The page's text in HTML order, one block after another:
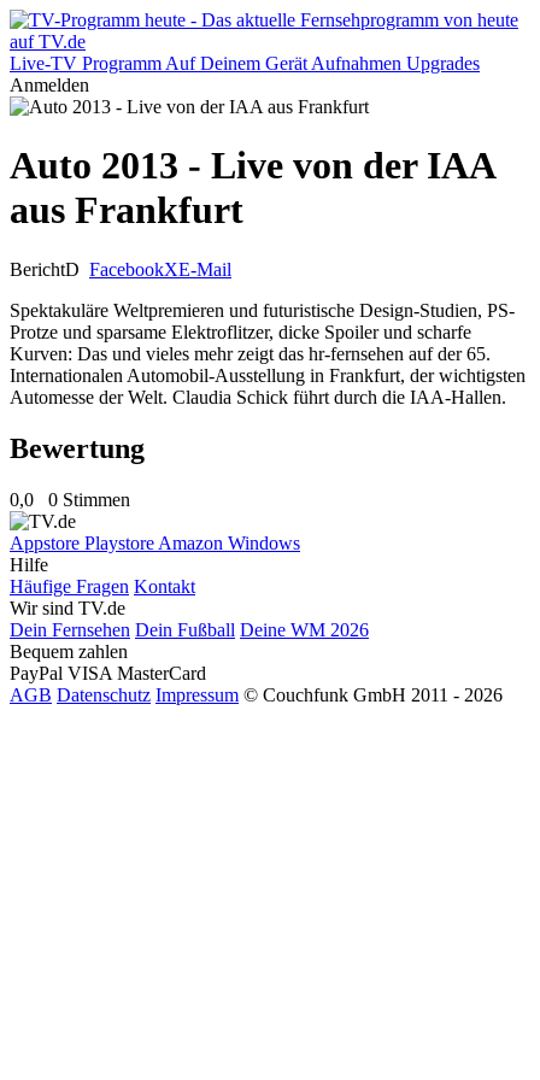
Live-TV Programm Auf Deinem Gerät Aufnahmen Upgrades
Anmelden
Auto 2013 - Live von der IAA
aus Frankfurt
BerichtD FacebookXE-Mail
Spektakuläre Weltpremieren und futuristische Design-Studien, PS-
Protze und sparsame Elektroflitzer, dicke Spoiler und scharfe
Kurven: Das und vieles mehr zeigt das hr-fernsehen auf der 65.
Internationalen Automobil-Ausstellung in Frankfurt, der wichtigsten
Automesse der Welt. Claudia Schick führt durch die IAA-Hallen.
Bewertung
0,0 0 Stimmen
Appstore Playstore Amazon Windows
Hilfe
Häufige Fragen Kontakt
Wir sind TV.de
Dein Fernsehen Dein Fußball Deine WM 2026
Bequem zahlen
PayPal VISA MasterCard
AGB Datenschutz Impressum © Couchfunk GmbH 2011 - 2026